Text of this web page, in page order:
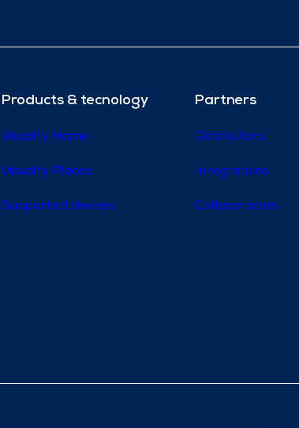
Products & tecnology
Visualfy Home
Visualfy Places
Supported devices
Partners
Distributors
Integrations
Collaborators